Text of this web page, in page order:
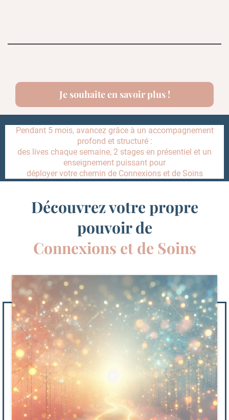
Je souhaite en savoir plus !
Pendant 5 mois, avancez grâce à un accompagnement
profond et structuré :
des lives chaque semaine, 2 stages en présentiel et un
enseignement puissant pour
déployer votre chemin de Connexions et de Soins
Découvrez votre propre
pouvoir de
Connexions et de Soins